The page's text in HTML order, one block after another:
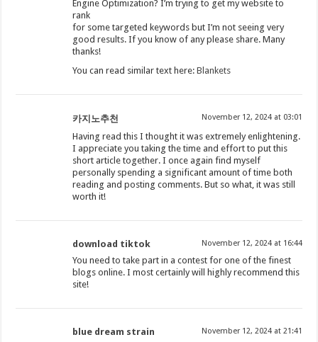
Engine Optimization? I’m trying to get my website to
rank
for some targeted keywords but I’m not seeing very
good results. If you know of any please share. Many
thanks!
You can read similar text here:Blankets
카지노추천 November 12, 2024 at 03:01
Having read this I thought it was extremely enlightening.
I appreciate you taking the time and effort to put this
short article together. I once again find myself
personally spending a significant amount of time both
reading and posting comments. But so what, it was still
worth it!
download tiktok November 12, 2024 at 16:44
You need to take part in a contest for one of the finest
blogs online. I most certainly will highly recommend this
site!
blue dream strain November 12, 2024 at 21:41